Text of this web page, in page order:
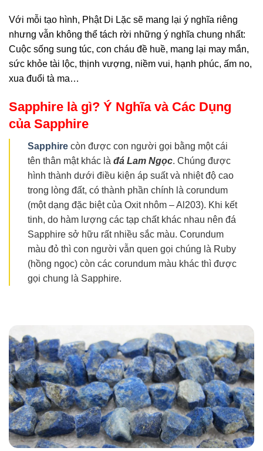
Với mỗi tạo hình, Phật Di Lặc sẽ mang lại ý nghĩa riêng
nhưng vẫn không thể tách rời những ý nghĩa chung nhất:
Cuộc sống sung túc, con cháu đề huề, mang lại may mắn,
sức khỏe tài lộc, thịnh vượng, niềm vui, hạnh phúc, ấm no,
xua đuổi tà ma…
Sapphire là gì? Ý Nghĩa và Các Dụng
của Sapphire
Sapphire còn được con người gọi bằng một cái
tên thân mật khác là đá Lam Ngọc. Chúng được
hình thành dưới điều kiện áp suất và nhiệt độ cao
trong lòng đất, có thành phần chính là corundum
(một dạng đặc biệt của Oxit nhôm – Al203). Khi kết
tinh, do hàm lượng các tạp chất khác nhau nên đá
Sapphire sở hữu rất nhiều sắc màu. Corundum
màu đỏ thì con người vẫn quen gọi chúng là Ruby
(hồng ngọc) còn các corundum màu khác thì được
gọi chung là Sapphire.